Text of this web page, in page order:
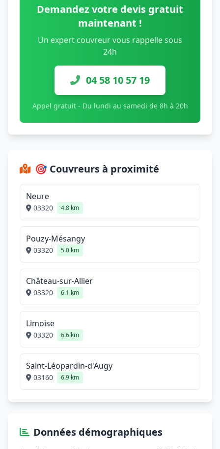
Demandez votre devis gratuit
maintenant !
Un expert couvreur vous rappelle sous
24h
04 58 10 57 19
Appel gratuit - Du lundi au samedi de 8h à 20h
🎯 Couvreurs à proximité
Neure
03320 4.8 km
Pouzy-Mésangy
03320 5.0 km
Château-sur-Allier
03320 6.1 km
Limoise
03320 6.6 km
Saint-Léopardin-d'Augy
03160 6.9 km
Données démographiques